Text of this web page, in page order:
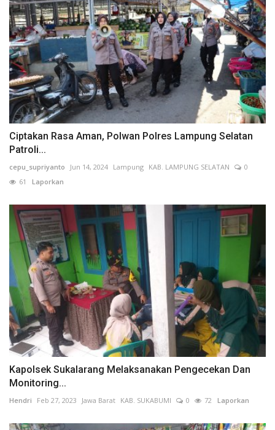
Ciptakan Rasa Aman, Polwan Polres Lampung Selatan
Patroli...
cepu_supriyanto Jun 14, 2024 Lampung KAB. LAMPUNG SELATAN
0
61
Laporkan
Kapolsek Sukalarang Melaksanakan Pengecekan Dan
Monitoring...
Hendri Feb 27, 2023 Jawa Barat KAB. SUKABUMI 0 72 Laporkan